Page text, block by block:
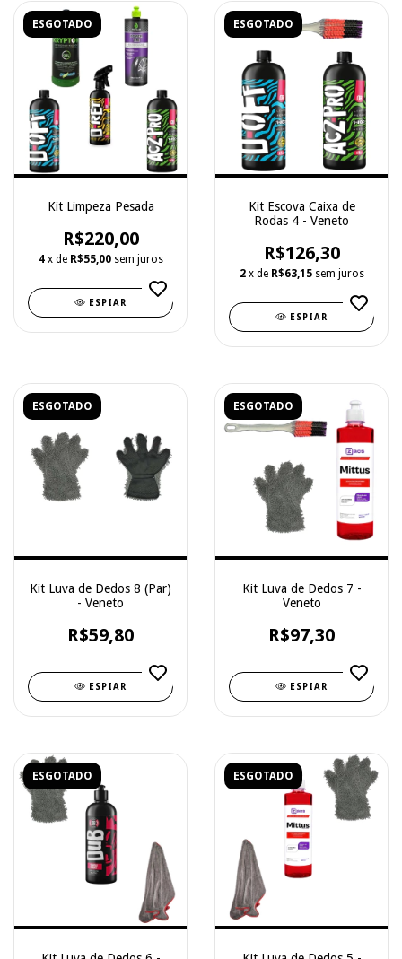
ESGOTADO
Kit Limpeza Pesada
R$220,00
4 x de R$55,00 sem juros
ESPIAR
ESGOTADO
Kit Escova Caixa de
Rodas 4 - Veneto
R$126,30
2 x de R$63,15 sem juros
ESPIAR
ESGOTADO
Kit Luva de Dedos 8 (Par)
- Veneto
R$59,80
ESPIAR
ESGOTADO
Kit Luva de Dedos 7 -
Veneto
R$97,30
ESPIAR
ESGOTADO ESGOTADO